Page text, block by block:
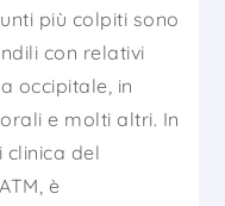
più colpiti sono
con relativi
occipitale, in
e molti altri. In
clinica del
è